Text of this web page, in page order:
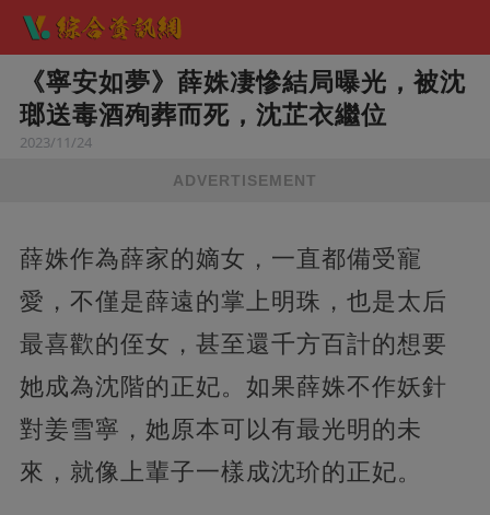
《寧安如夢》薛姝凄慘結局曝光，被沈
瑯送毒酒殉葬而死，沈芷衣繼位
2023/11/24
ADVERTISEMENT
薛姝作為薛家的嫡女，一直都備受寵
愛，不僅是薛遠的掌上明珠，也是太后
最喜歡的侄女，甚至還千方百計的想要
她成為沈階的正妃。如果薛姝不作妖針
對姜雪寧，她原本可以有最光明的未
來，就像上輩子一樣成沈玠的正妃。